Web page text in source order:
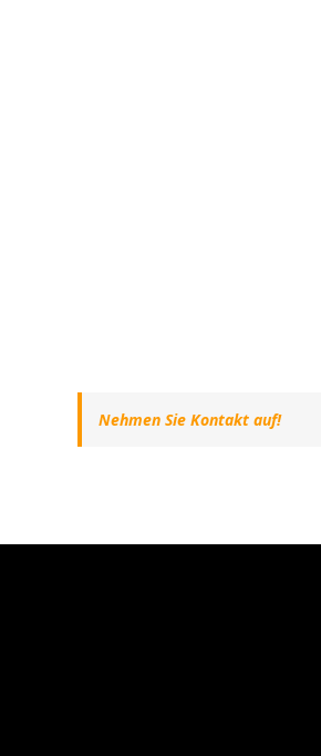
Nehmen Sie Kontakt auf!